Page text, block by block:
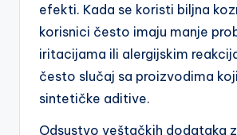
efekti. Kada se koristi biljna
korisnici često imaju manje
iritacijama ili alergijskim
često slučaj sa proizvodima
sintetičke aditive.
Odsustvo veštačkih dodataka